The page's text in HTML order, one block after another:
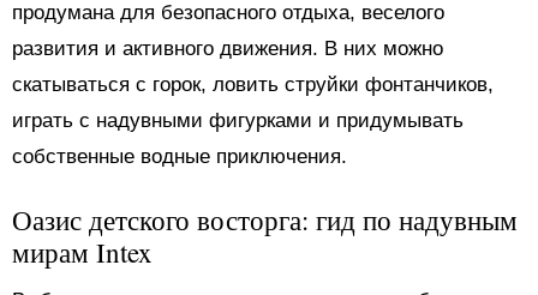
продумана для безопасного отдыха, веселого
развития и активного движения. В них можно
скатываться с горок, ловить струйки фонтанчиков,
играть с надувными фигурками и придумывать
собственные водные приключения.
Оазис детского восторга: гид по надувным
мирам Intex